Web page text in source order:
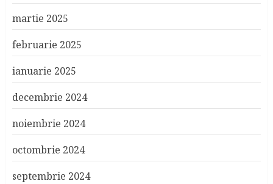
martie 2025
februarie 2025
ianuarie 2025
decembrie 2024
noiembrie 2024
octombrie 2024
septembrie 2024